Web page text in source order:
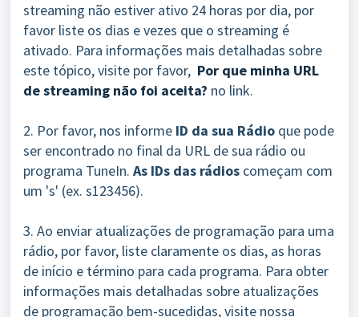
streaming não estiver ativo 24 horas por dia, por
favor liste os dias e vezes que o streaming é
ativado. Para informações mais detalhadas sobre
este tópico, visite por favor, Por que minha URL
de streaming não foi aceita? no link.
2. Por favor, nos informe ID da sua Rádio que pode
ser encontrado no final da URL de sua rádio ou
programa TuneIn. As IDs das rádios começam com
um 's' (ex. s123456).
3. Ao enviar atualizações de programação para uma
rádio, por favor, liste claramente os dias, as horas
de início e término para cada programa. Para obter
informações mais detalhadas sobre atualizações
de programação bem-sucedidas, visite nossa